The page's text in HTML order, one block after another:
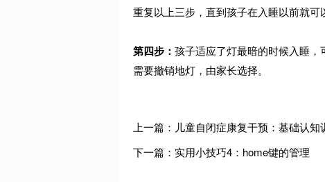
重复以上三步，直到孩子在入睡以前就可
第四步： 孩子适应了灯最暗的时候入睡
需要撤销地灯，由家长选择。
上一篇：儿童自闭症康复干预：基础认
下一篇：实用小技巧4：home键的管理